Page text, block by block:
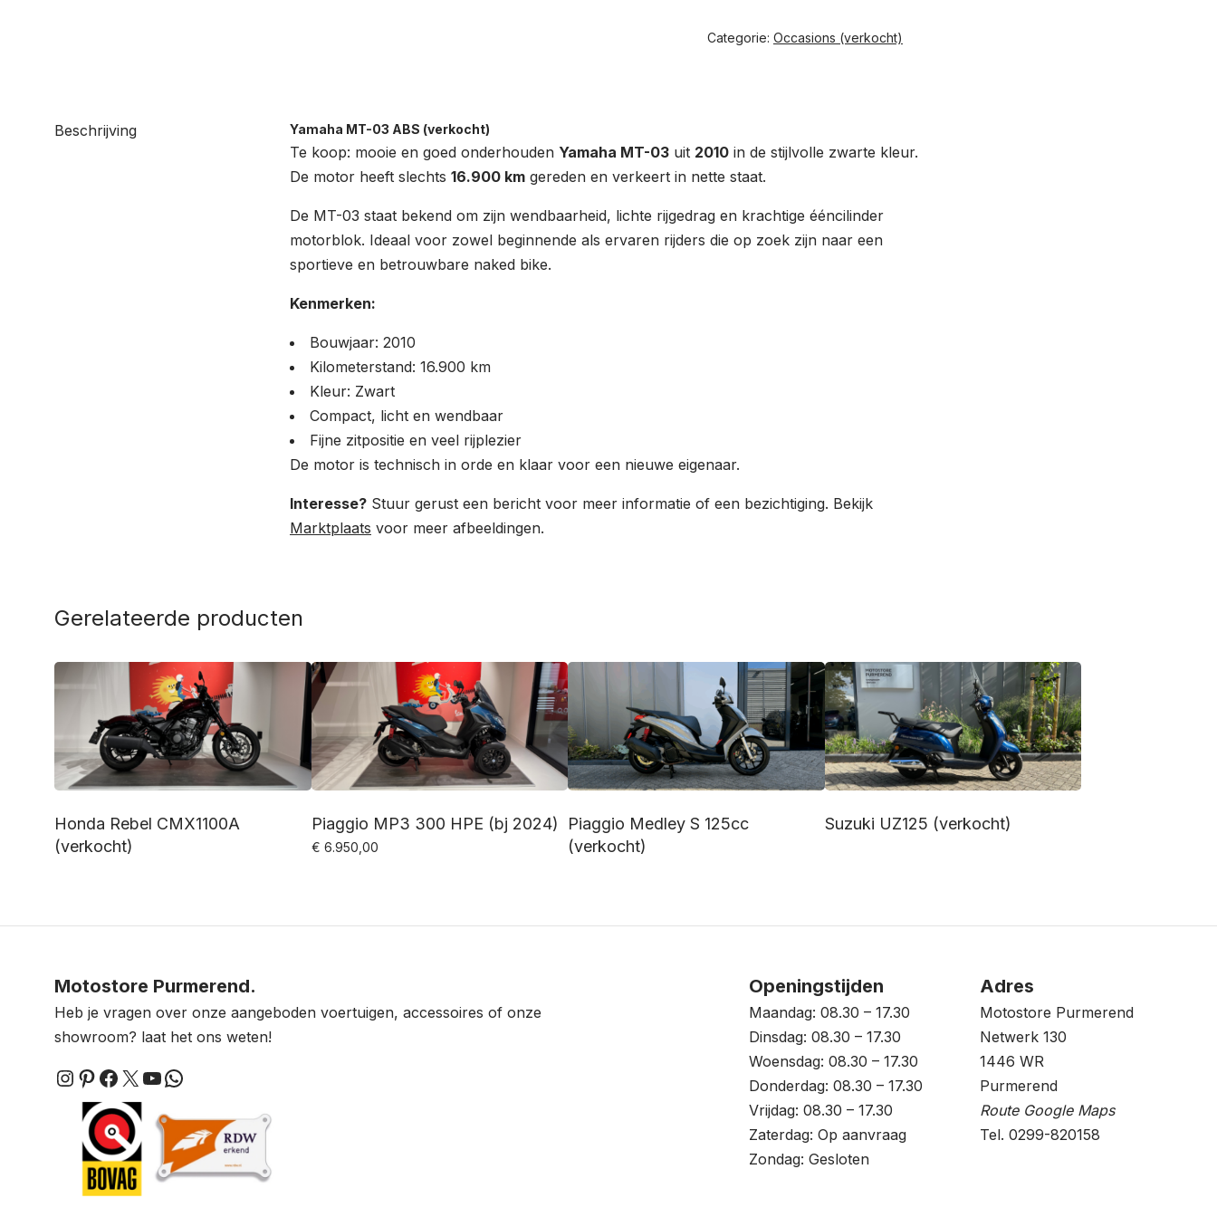
Categorie: Occasions (verkocht)
Beschrijving Yamaha MT-03 ABS (verkocht)
Te koop: mooie en goed onderhouden Yamaha MT-03 uit 2010 in de stijlvolle zwarte kleur.
De motor heeft slechts 16.900 km gereden en verkeert in nette staat.
De MT-03 staat bekend om zijn wendbaarheid, lichte rijgedrag en krachtige ééncilinder
motorblok. Ideaal voor zowel beginnende als ervaren rijders die op zoek zijn naar een
sportieve en betrouwbare naked bike.
Kenmerken:
Bouwjaar: 2010
Kilometerstand: 16.900 km
Kleur: Zwart
Compact, licht en wendbaar
Fijne zitpositie en veel rijplezier
De motor is technisch in orde en klaar voor een nieuwe eigenaar.
Interesse? Stuur gerust een bericht voor meer informatie of een bezichtiging. Bekijk
Marktplaats voor meer afbeeldingen.
Gerelateerde producten
Honda Rebel CMX1100A
(verkocht)
Piaggio MP3 300 HPE (bj 2024)
€ 6.950,00
Piaggio Medley S 125cc
(verkocht)
Suzuki UZ125 (verkocht)
Motostore Purmerend.
Heb je vragen over onze aangeboden voertuigen, accessoires of onze
showroom? laat het ons weten!
Instagram
Pinterest
Facebook
X YouTube
WhatsApp
Openingstijden
Maandag: 08.30 – 17.30
Dinsdag: 08.30 – 17.30
Woensdag: 08.30 – 17.30
Donderdag: 08.30 – 17.30
Vrijdag: 08.30 – 17.30
Zaterdag: Op aanvraag
Zondag: Gesloten
Adres
Motostore Purmerend
Netwerk 130
1446 WR
Purmerend
Route Google Maps
Tel. 0299-820158